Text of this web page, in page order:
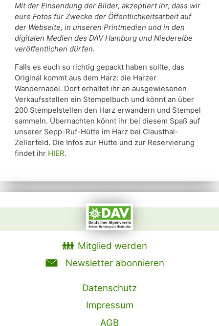
Mit der Einsendung der Bilder, akzeptiert ihr, dass wir
eure Fotos für Zwecke der Öffentlichkeitsarbeit auf
der Webseite, in unseren Printmedien und in den
digitalen Medien des DAV Hamburg und Niederelbe
veröffentlichen dürfen.
Falls es euch so richtig gepackt haben sollte, das
Original kommt aus dem Harz: die Harzer
Wandernadel. Dort erhaltet ihr an ausgewiesenen
Verkaufsstellen ein Stempelbuch und könnt an über
200 Stempelstellen den Harz erwandern und Stempel
sammeln. Übernachten könnt ihr bei diesem Spaß auf
unserer Sepp-Ruf-Hütte im Harz bei Clausthal-
Zellerfeld. Die Infos zur Hütte und zur Reservierung
findet ihr HIER.
Mitglied werden
Newsletter abonnieren
Datenschutz
Impressum
AGB